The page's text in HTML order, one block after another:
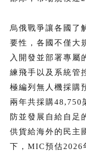
烏俄戰爭讓各國了
要性，各國不僅大
入開發並部署專屬
練飛手以及系統管
極編列無人機採購
兩年共採購48,750
防並發展自給自足
供貨給海外的民主
下，MIC預估2026